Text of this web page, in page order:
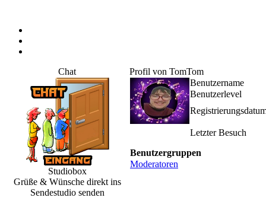
Chat
Studiobox
Grüße & Wünsche direkt ins
Sendestudio senden
Profil von TomTom
Benutzername
Benutzerlevel
Letzter Besuch
Benutzergruppen
Moderatoren